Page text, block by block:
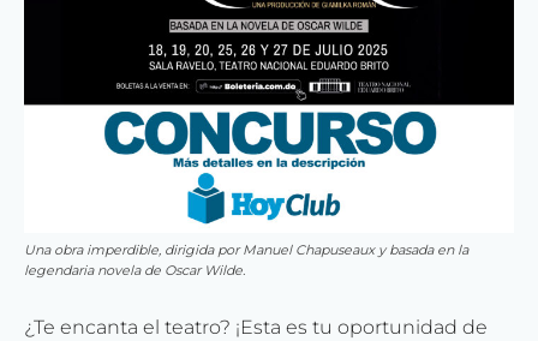
Una obra imperdible, dirigida por Manuel Chapuseaux y basada en la
legendaria novela de Oscar Wilde.
¿Te encanta el teatro? ¡Esta es tu oportunidad de